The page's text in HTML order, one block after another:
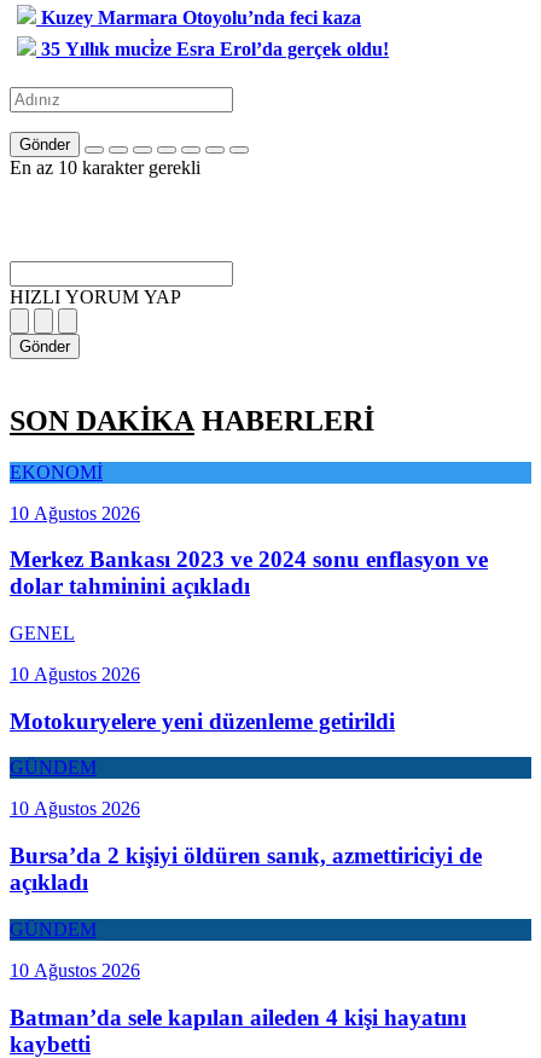
Kuzey Marmara Otoyolu’nda feci kaza
35 Yıllık muci̇ze Esra Erol’da gerçek oldu!
Gönder
En az 10 karakter gerekli
HIZLI YORUM YAP
Gönder
SON DAKİKA HABERLERİ
EKONOMİ
10 Ağustos 2026
Merkez Bankası 2023 ve 2024 sonu enflasyon ve
dolar tahminini açıkladı
GENEL
10 Ağustos 2026
Motokuryelere yeni düzenleme getirildi
GÜNDEM
10 Ağustos 2026
Bursa’da 2 kişiyi öldüren sanık, azmettiriciyi de
açıkladı
GÜNDEM
10 Ağustos 2026
Batman’da sele kapılan aileden 4 kişi hayatını
kaybetti